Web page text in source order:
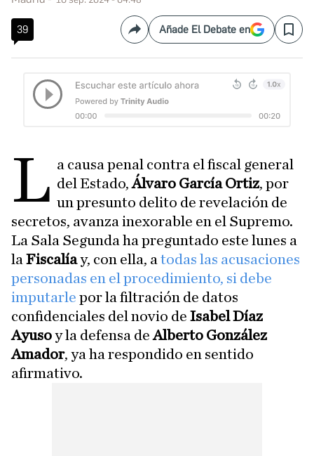
39 CompartirAñade El Debate en Save
L a causa penal contra el fiscal general
del Estado,Álvaro García Ortiz, por
un presunto delito de revelación de
secretos, avanza inexorable en el Supremo.
La Sala Segunda ha preguntado este lunes a
la Fiscalíay, con ella, a todas las acusaciones
personadas en el procedimiento, si debe
imputarle por la filtración de datos
confidenciales del novio de Isabel Díaz
Ayusoy la defensa deAlberto González
Amador, ya ha respondido en sentido
afirmativo.